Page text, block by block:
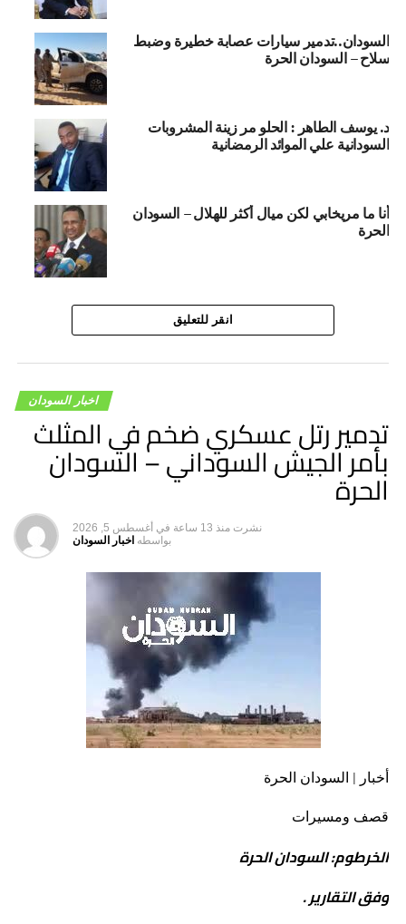
السودان..تدمير سيارات عصابة خطيرة وضبط
سلاح – السودان الحرة
د. يوسف الطاهر : الحلو مر زينة المشروبات
السودانية علي الموائد الرمضانية
أنا ما مريخابي لكن ميال أكثر للهلال – السودان
الحرة
انقر للتعليق
اخبار السودان
تدمير رتل عسكري ضخم في المثلث
بأمر الجيش السوداني – السودان
الحرة
نشرت منذ 13 ساعة في أغسطس 5, 2026
بواسطه اخبار السودان
أخبار | السودان الحرة
قصف ومسيرات
الخرطوم: السودان الحرة
وفق التقارير .